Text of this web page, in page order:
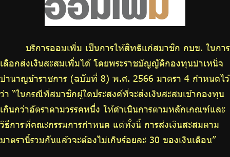
| Eng
บริการออมเพิ่ม เป็นการให้สิทธิแก่สมาชิก กบข. ในการ
เลือกส่งเงินสะสมเพิ่มได้ โดยพระราชบัญญัติกองทุนบำเหน็จ
บำนาญข้าราชการ (ฉบับที่ 8) พ.ศ. 2566 มาตรา 4 กำหนดไว้
ว่า “ในกรณีที่สมาชิกผู้ใดประสงค์ที่จะส่งเงินสะสมเข้ากองทุน
เกินกว่าอัตราตามวรรคหนึ่ง ให้ดำเนินการตามหลักเกณฑ์และ
วิธีการที่คณะกรรมการกำหนด แต่ทั้งนี้ การส่งเงินสะสมตาม
มาตรานี้รวมกันแล้วจะต้องไม่เกินร้อยละ 30 ของเงินเดือน”